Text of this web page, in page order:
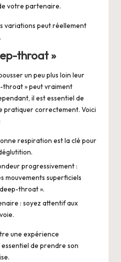
votre partenaire.
variations peut réellement
throat »
un peu plus loin leur
throat » peut vraiment
il est essentiel de
pratiquer correctement. Voici
respiration est la clé pour
progressivement :
mouvements superficiels
throat ».
: soyez attentif aux
une expérience
de prendre son